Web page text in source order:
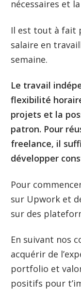
nécessaires et
Il est tout à fait
salaire en
semaine.
Le travail
flexibilité
projets et la
patron. Pour
freelance, il
développer
Pour
sur Upwork et
sur des
En suivant nos
acquérir de
portfolio et
positifs pour